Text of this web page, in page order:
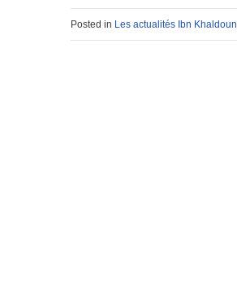
Posted in Les actualités Ibn Khaldoun